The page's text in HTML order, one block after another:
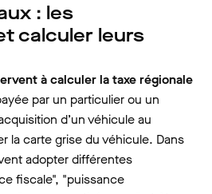
: les
calculer leurs
à calculer la taxe régionale
par un particulier ou un
d’un véhicule au
la carte grise du véhicule. Dans
adopter différentes
fiscale", "puissance